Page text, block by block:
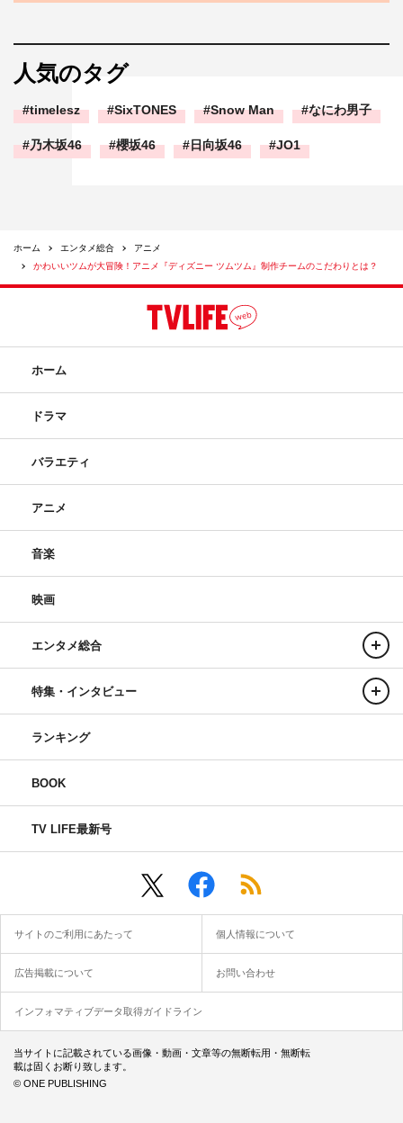
人気のタグ
timelesz SixTONES Snow Man なにわ男子
乃木坂46 櫻坂46 日向坂46 JO1
ホーム エンタメ総合
アニメ
かわいいツムが大冒険！アニメ『ディズニー ツムツム』制作チームのこだわりとは？
ホーム
ドラマ
バラエティ
アニメ
音楽
映画
エンタメ総合
特集・インタビュー
ランキング
BOOK
TV LIFE最新号
サイトのご利用にあたって 個人情報について
広告掲載について お問い合わせ
インフォマティブデータ取得ガイドライン
当サイトに記載されている画像・動画・文章等の無断転用・無断転
載は固くお断り致します。
© ONE PUBLISHING